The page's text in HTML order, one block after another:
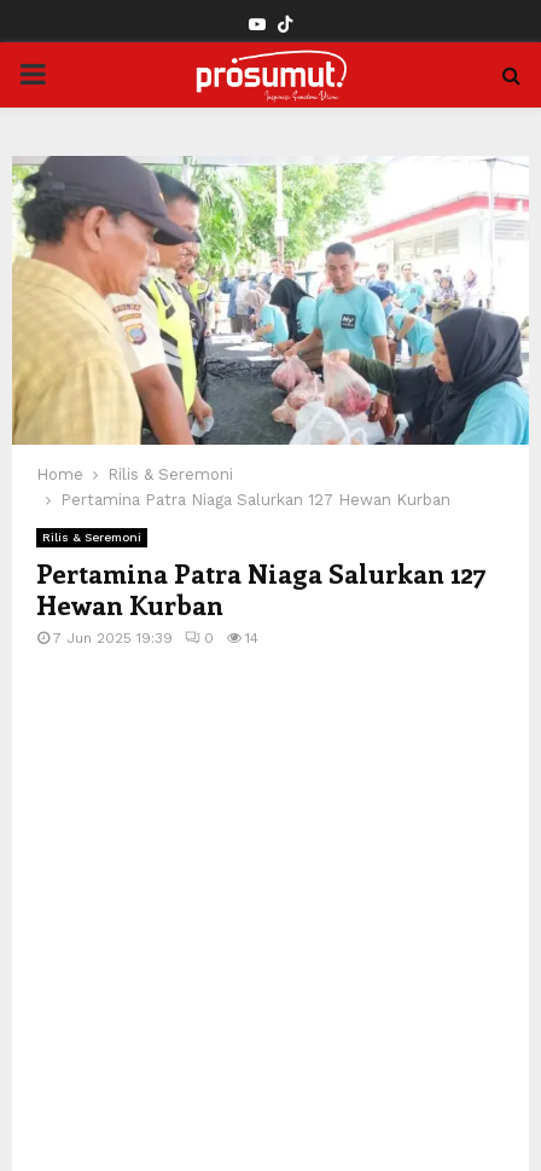
YOUTUBE
PRIMARY
Home
Rilis & Seremoni
Pertamina Patra Niaga Salurkan 127 Hewan Kurban
Rilis & Seremoni
Pertamina Patra Niaga Salurkan 127
Hewan Kurban
7 Jun 2025 19:39 0 14